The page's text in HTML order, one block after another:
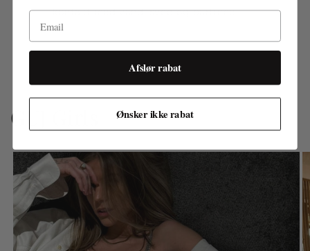
kontakt med vand, sved og parfume.
GUJ Girls
Email
Afslør rabat
Ønsker ikke rabat